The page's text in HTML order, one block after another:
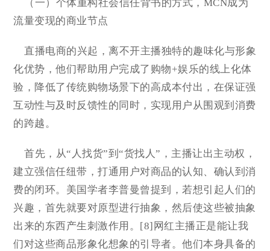
（一）个体重构社会信任背书的方式，MCN成为
流量变现的商业节点
直播电商的兴起，离不开主播独特的趣味化与形象
化优势，他们帮助用户完成了购物+娱乐的线上化体
验，降低了传统购物场景下的高成本付出，在保证强
互动性与及时反馈性的同时，实现用户从围观到消费
的跨越。
首先，从“人找货”到“货找人”，主播让出主动权，
建立强信任纽带，打通用户对商品的认知、确认到消
费的闭环。美国学者李普曼曾提到，若想引起人们的
兴趣，首先就要对原型进行抽象，然后使这些被抽象
出来的东西产生刺激作用。[8]网红主播正是能让我
们对这些商品形象化想象的引导者。他们本身具备的